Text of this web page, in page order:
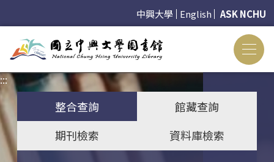
中興大學 English ASK NCHU
:::
整合查詢
館藏查詢
期刊檢索
資料庫檢索